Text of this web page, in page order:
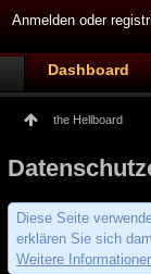
Anmelden oder
Dashboard
the Hellboard
Diese Seite
erklären Sie sich
Weitere